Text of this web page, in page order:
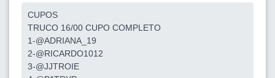
CUPOS
TRUCO 16/00 CUPO COMPLETO
1-@ADRIANA_19
2-@RICARDO1012
3-@JJTROIE